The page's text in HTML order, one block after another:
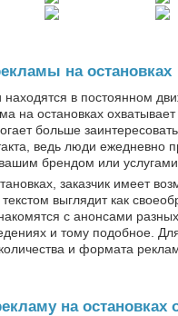
на остановках
находятся в постоянном
на остановках
больше
ведь люди ежедневно
брендом или услугами.
заказчик имеет
выглядит как
с анонсами
и тому подобное.
и формата
на остановках